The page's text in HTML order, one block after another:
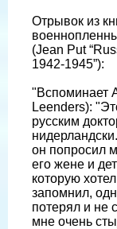
Отрывок из
(Jean Put
1942-1945”):
"Вспоминает
Leenders):
русским
он попросил
его жене и
которую
запомнил,
потерял и не
мне очень